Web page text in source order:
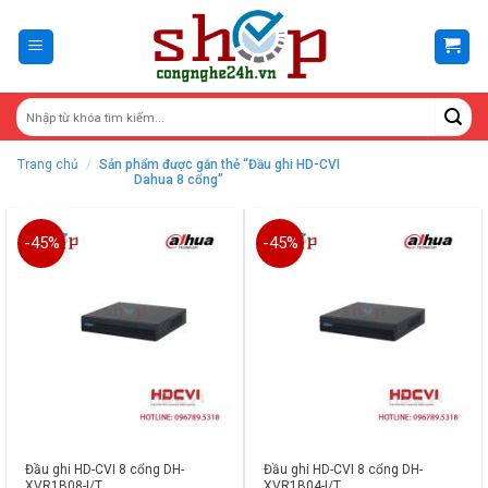
content
Trang chủ / Sản phẩm được gắn thẻ “Đầu ghi HD-CVI
Dahua 8 cổng”
-45%
Đầu ghi HD-CVI 8 cổng DH-
-45%
Đầu ghi HD-CVI 8 cổng DH-